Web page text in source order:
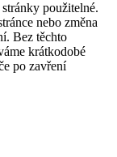
použitelné.
nebo změna
Bez těchto
krátkodobé
po zavření